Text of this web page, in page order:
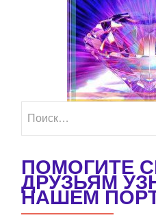
ПОМОГИТЕ
ДРУЗЬЯМ
НАШЕМ